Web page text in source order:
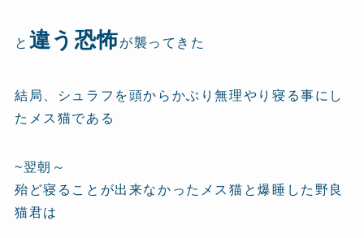
と 違う恐怖が襲ってきた
結局、シュラフを頭からかぶり無理やり寝る事にし
たメス猫である
~翌朝～
殆ど寝ることが出来なかったメス猫と爆睡した野良
猫君は